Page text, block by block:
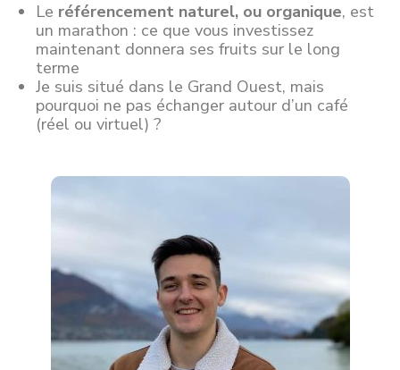
Le référencement naturel, ou organique, est
un marathon : ce que vous investissez
maintenant donnera ses fruits sur le long
terme
Je suis situé dans le Grand Ouest, mais
pourquoi ne pas échanger autour d’un café
(réel ou virtuel) ?